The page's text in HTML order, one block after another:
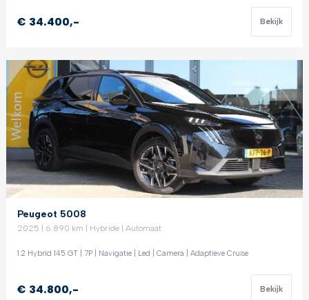
€ 34.400,- Bekijk
Peugeot 5008
2025 | 6.890 km | Hybride | Automaat
1.2 Hybrid 145 GT | 7P | Navigatie | Led | Camera | Adaptieve Cruise
€ 34.800,- Bekijk